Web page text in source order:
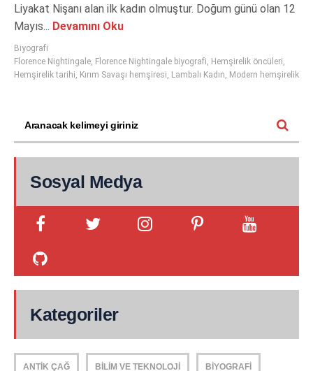
Liyakat Nişanı alan ilk kadın olmuştur. Doğum günü olan 12
Mayıs... Devamını Oku
Biyografi
Florence Nightingale, Florence Nightingale biyografi, Hemşirelik öncüleri,
Hemşirelik tarihi, Kırım Savaşı hemşiresi, Lambalı Kadın, Modern hemşirelik
Sosyal Medya
Kategoriler
ANTIK ÇAĞ BILIM VE TEKNOLOJI BIYOGRAFI